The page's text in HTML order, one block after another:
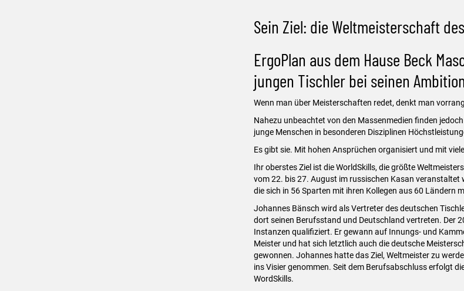
Sein Ziel: die Weltmeisterschaft
ErgoPlan aus dem Hause Beck
jungen Tischler bei seinen
Wenn man über Meisterschaften redet, denkt man
Nahezu unbeachtet von den Massenmedien finden
junge Menschen in besonderen Disziplinen
Es gibt sie. Mit hohen Ansprüchen organisiert und mit
Ihr oberstes Ziel ist die WorldSkills, die größte
vom 22. bis 27. August im russischen Kasan veranstaltet
die sich in 56 Sparten mit ihren Kollegen aus 60 Ländern
Johannes Bänsch wird als Vertreter des deutschen
dort seinen Berufsstand und Deutschland vertreten. Der
Instanzen qualifiziert. Er gewann auf Innungs- und
Meister und hat sich letztlich auch die deutsche
gewonnen. Johannes hatte das Ziel, Weltmeister zu
ins Visier genommen. Seit dem Berufsabschluss erfolgt
WordSkills.